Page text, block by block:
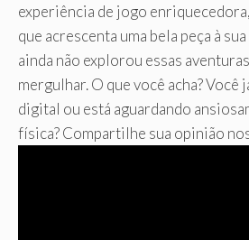
experiência de jogo
que acrescenta uma bela peça à
ainda não explorou essas
mergulhar. O que você acha? Você
digital ou está aguardando
física? Compartilhe sua opinião